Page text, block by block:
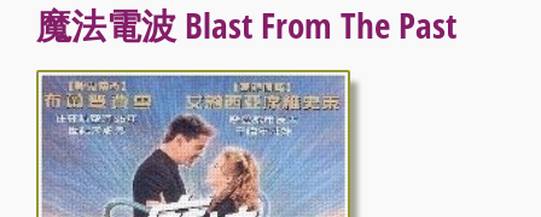
魔法電波 Blast From The Past